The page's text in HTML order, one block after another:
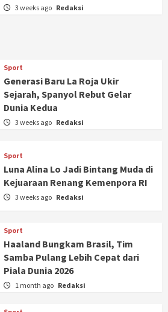
3 weeks ago Redaksi
Sport
Generasi Baru La Roja Ukir
Sejarah, Spanyol Rebut Gelar
Dunia Kedua
3 weeks ago Redaksi
Sport
Luna Alina Lo Jadi Bintang Muda di
Kejuaraan Renang Kemenpora RI
3 weeks ago Redaksi
Sport
Haaland Bungkam Brasil, Tim
Samba Pulang Lebih Cepat dari
Piala Dunia 2026
1 month ago Redaksi